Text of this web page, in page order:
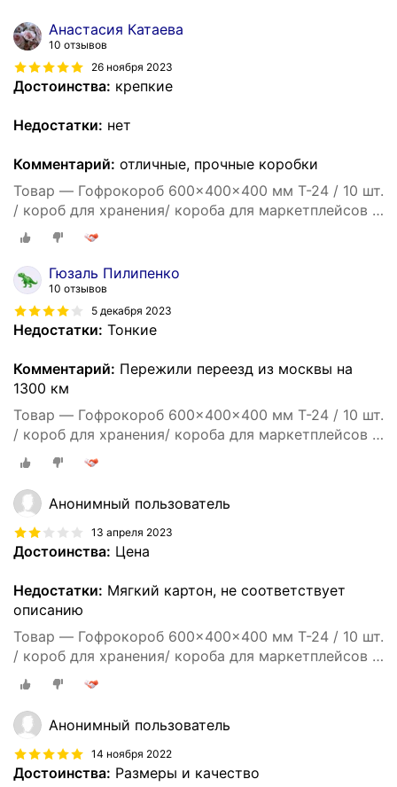
Анастасия Катаева
10 отзывов
26 ноября 2023
Достоинства: крепкие
Недостатки: нет
Комментарий: отличные, прочные коробки
Товар — Гофрокороб 600x400x400 мм Т-24 / 10 шт.
/ короб для хранения/ короба для маркетплейсов /
гофрокоробки / для переезда / Коробка картонная
60*40*40
Гюзаль Пилипенко
10 отзывов
5 декабря 2023
Недостатки: Тонкие
Комментарий: Пережили переезд из москвы на
1300 км
Товар — Гофрокороб 600x400x400 мм Т-24 / 10 шт.
/ короб для хранения/ короба для маркетплейсов /
гофрокоробки / для переезда / Коробка картонная
60*40*40
Анонимный пользователь
13 апреля 2023
Достоинства: Цена
Недостатки: Мягкий картон, не соответствует
описанию
Товар — Гофрокороб 600x400x400 мм Т-24 / 10 шт.
/ короб для хранения/ короба для маркетплейсов /
гофрокоробки / для переезда / Коробка картонная
60*40*40
Анонимный пользователь
14 ноября 2022
Достоинства: Размеры и качество